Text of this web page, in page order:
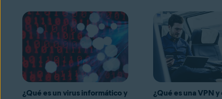
¿Qué es un virus informático y
¿Qué es una VPN y